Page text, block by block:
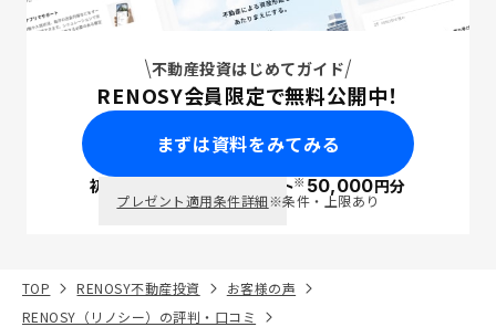
不動産投資はじめてガイド
RENOSY会員限定で無料公開中！
まずは資料をみてみる
初回面談で ポイント※50,000円分
プレゼント適用条件詳細※条件・上限あり
TOP RENOSY不動産投資
お客様の声
RENOSY（リノシー）の評判・口コミ